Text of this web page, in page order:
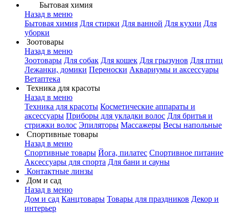
Бытовая химия
Назад в меню
Бытовая химия Для стирки Для ванной Для кухни Для
уборки
Зоотовары
Назад в меню
Зоотовары Для собак Для кошек Для грызунов Для птиц
Лежанки, домики Переноски Аквариумы и аксессуары
Ветаптека
Техника для красоты
Назад в меню
Техника для красоты Косметические аппараты и
аксессуары Приборы для укладки волос Для бритья и
стрижки волос Эпиляторы Массажеры Весы напольные
Спортивные товары
Назад в меню
Спортивные товары Йога, пилатес Спортивное питание
Аксессуары для спорта Для бани и сауны
Контактные линзы
Дом и сад
Назад в меню
Дом и сад Канцтовары Товары для праздников Декор и
интерьер